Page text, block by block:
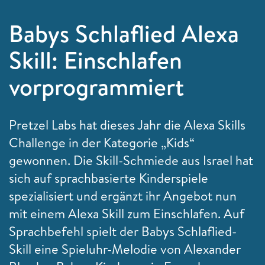
Babys Schlaflied Alexa
Skill: Einschlafen
vorprogrammiert
Pretzel Labs hat dieses Jahr die Alexa Skills
Challenge in der Kategorie „Kids“
gewonnen. Die Skill-Schmiede aus Israel hat
sich auf sprachbasierte Kinderspiele
spezialisiert und ergänzt ihr Angebot nun
mit einem Alexa Skill zum Einschlafen. Auf
Sprachbefehl spielt der Babys Schlaflied-
Skill eine Spieluhr-Melodie von Alexander